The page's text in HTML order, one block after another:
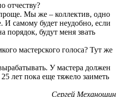
отчеству?
Мы же – коллектив, одно
самому будет неудобно, если
порядок, будут меня звать
мастерского голоса? Тут же
У мастера должен
лет пока еще тяжело заиметь
Сергей Механошин